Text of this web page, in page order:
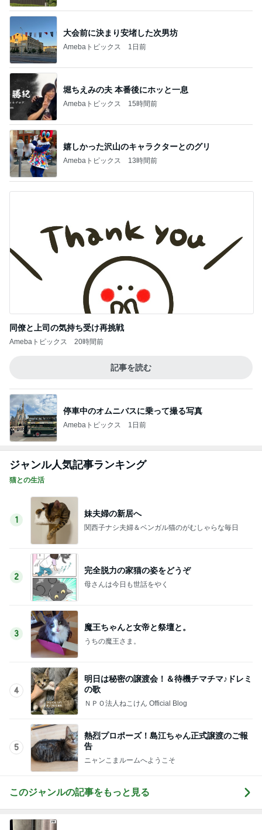
大会前に決まり安堵した次男坊
Amebaトピックス 1日前
堀ちえみの夫 本番後にホッと一息
Amebaトピックス 15時間前
嬉しかった沢山のキャラクターとのグリ
Amebaトピックス 13時間前
同僚と上司の気持ち受け再挑戦
Amebaトピックス 20時間前
記事を読む
停車中のオムニバスに乗って撮る写真
Amebaトピックス 1日前
ジャンル人気記事ランキング
猫との生活
1
妹夫婦の新居へ
関西子ナシ夫婦＆ベンガル猫のがむしゃらな毎日
2
完全脱力の家猫の姿をどうぞ
母さんは今日も世話をやく
3
魔王ちゃんと女帝と祭壇と。
うちの魔王さま。
4
明日は秘密の譲渡会！＆待機チマチマ♪ドレミ
の歌
ＮＰＯ法人ねこけん Official Blog
5
熱烈プロポーズ！島江ちゃん正式譲渡のご報
告
ニャンこまルームへようこそ
このジャンルの記事をもっと見る